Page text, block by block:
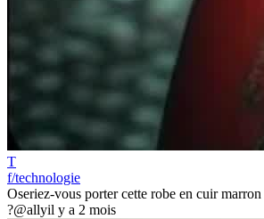
T
f/technologie
Oseriez-vous porter cette robe en cuir
?@allyil y a 2 mois